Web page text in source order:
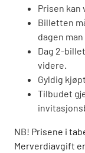
Prisen kan
Billetten
dagen
Dag 2-
videre.
Gyldig
Tilbudet
NB! Prisene i
Merverdiavgift